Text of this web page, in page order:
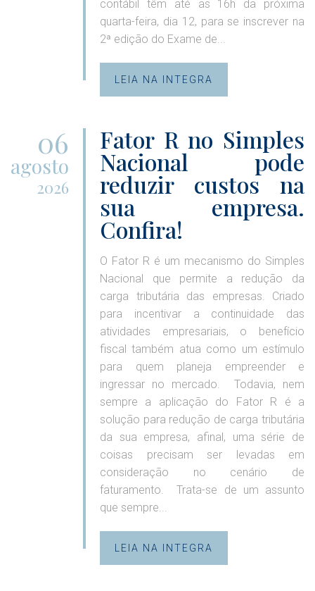
contábil têm até as 16h da próxima
quarta-feira, dia 12, para se inscrever na
2ª edição do Exame de...
LEIA NA INTEGRA
06
agosto
2026
Fator R no Simples
Nacional pode
reduzir custos na
sua empresa.
Confira!
O Fator R é um mecanismo do Simples
Nacional que permite a redução da
carga tributária das empresas. Criado
para incentivar a continuidade das
atividades empresariais, o benefício
fiscal também atua como um estímulo
para quem planeja empreender e
ingressar no mercado. Todavia, nem
sempre a aplicação do Fator R é a
solução para redução de carga tributária
da sua empresa, afinal, uma série de
coisas precisam ser levadas em
consideração no cenário de
faturamento. Trata-se de um assunto
que sempre...
LEIA NA INTEGRA